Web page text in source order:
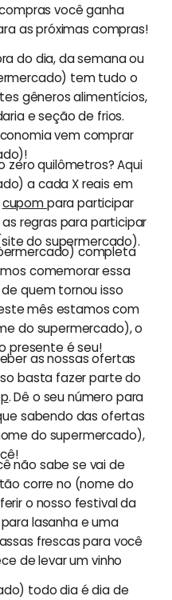
você ganha
as próximas compras!
do dia, da semana ou
tem tudo o
gêneros alimentícios,
e seção de frios.
vem comprar
zero quilômetros? Aqui
a cada X reais em
cupompara participar
regras para participar
do supermercado).
completa
comemorar essa
quem tornou isso
mês estamos com
do supermercado), o
presente é seu!
as nossas ofertas
basta fazer parte do
. Dê o seu número para
sabendo das ofertas
do supermercado),
não sabe se vai de
corre no (nome do
o nosso festival da
lasanha e uma
frescas para você
de levar um vinho
todo dia é dia de